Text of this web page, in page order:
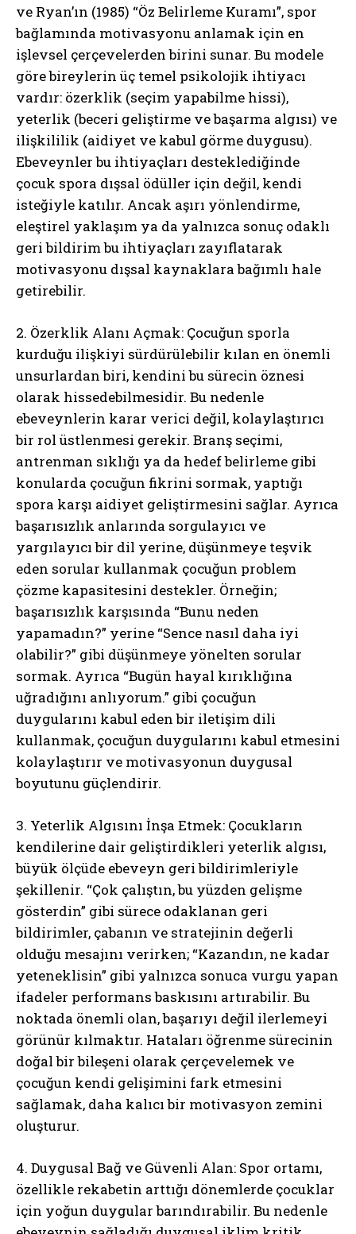
ve Ryan’ın (1985) “Öz Belirleme Kuramı”, spor
bağlamında motivasyonu anlamak için en
işlevsel çerçevelerden birini sunar. Bu modele
göre bireylerin üç temel psikolojik ihtiyacı
vardır: özerklik (seçim yapabilme hissi),
yeterlik (beceri geliştirme ve başarma algısı) ve
ilişkililik (aidiyet ve kabul görme duygusu).
Ebeveynler bu ihtiyaçları desteklediğinde
çocuk spora dışsal ödüller için değil, kendi
isteğiyle katılır. Ancak aşırı yönlendirme,
eleştirel yaklaşım ya da yalnızca sonuç odaklı
geri bildirim bu ihtiyaçları zayıflatarak
motivasyonu dışsal kaynaklara bağımlı hale
getirebilir.
2. Özerklik Alanı Açmak: Çocuğun sporla
kurduğu ilişkiyi sürdürülebilir kılan en önemli
unsurlardan biri, kendini bu sürecin öznesi
olarak hissedebilmesidir. Bu nedenle
ebeveynlerin karar verici değil, kolaylaştırıcı
bir rol üstlenmesi gerekir. Branş seçimi,
antrenman sıklığı ya da hedef belirleme gibi
konularda çocuğun fikrini sormak, yaptığı
spora karşı aidiyet geliştirmesini sağlar. Ayrıca
başarısızlık anlarında sorgulayıcı ve
yargılayıcı bir dil yerine, düşünmeye teşvik
eden sorular kullanmak çocuğun problem
çözme kapasitesini destekler. Örneğin;
başarısızlık karşısında “Bunu neden
yapamadın?” yerine “Sence nasıl daha iyi
olabilir?” gibi düşünmeye yönelten sorular
sormak. Ayrıca “Bugün hayal kırıklığına
uğradığını anlıyorum.” gibi çocuğun
duygularını kabul eden bir iletişim dili
kullanmak, çocuğun duygularını kabul etmesini
kolaylaştırır ve motivasyonun duygusal
boyutunu güçlendirir.
3. Yeterlik Algısını İnşa Etmek: Çocukların
kendilerine dair geliştirdikleri yeterlik algısı,
büyük ölçüde ebeveyn geri bildirimleriyle
şekillenir. “Çok çalıştın, bu yüzden gelişme
gösterdin” gibi sürece odaklanan geri
bildirimler, çabanın ve stratejinin değerli
olduğu mesajını verirken; “Kazandın, ne kadar
yeteneklisin” gibi yalnızca sonuca vurgu yapan
ifadeler performans baskısını artırabilir. Bu
noktada önemli olan, başarıyı değil ilerlemeyi
görünür kılmaktır. Hataları öğrenme sürecinin
doğal bir bileşeni olarak çerçevelemek ve
çocuğun kendi gelişimini fark etmesini
sağlamak, daha kalıcı bir motivasyon zemini
oluşturur.
4. Duygusal Bağ ve Güvenli Alan: Spor ortamı,
özellikle rekabetin arttığı dönemlerde çocuklar
için yoğun duygular barındırabilir. Bu nedenle